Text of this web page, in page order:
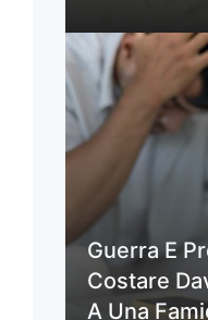
Guerra E
Costare
A Una